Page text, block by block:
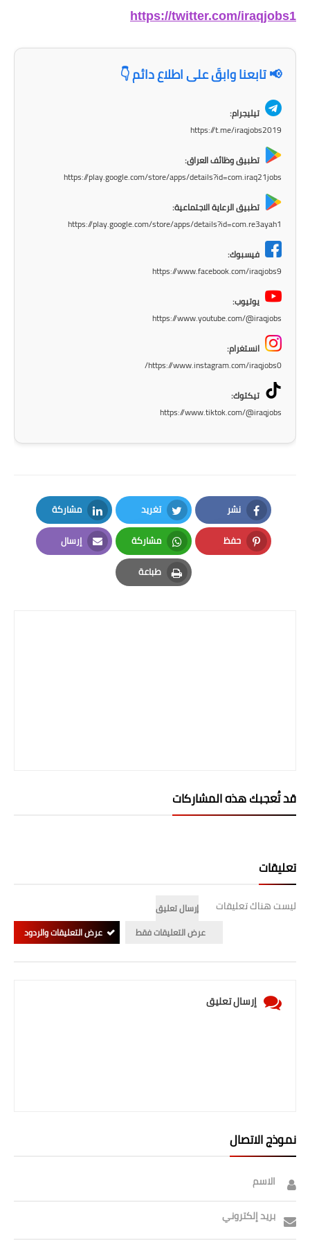
المرحلة الابتدائية
المرحلة المتوسطة
المرحلة الاعدادية
نتائج القبول المركزي
العامة
https://twitter.com/iraqjobs1
📢 تابعنا وابقَ على اطلاع دائم 👇
تيليجرام:
https://t.me/iraqjobs2019
تطبيق وظائف العراق:
https://play.google.com/store/apps/details?id=com.iraq21jobs
تطبيق الرعاية الاجتماعية:
https://play.google.com/store/apps/details?id=com.re3ayah1
فيسبوك:
https://www.facebook.com/iraqjobs9
يوتيوب:
https://www.youtube.com/@iraqjobs
انستغرام:
https://www.instagram.com/iraqjobs0/
تيكتوك:
https://www.tiktok.com/@iraqjobs
نشر
Facebook
تغريد
Twitter
مشاركة
LinkedIn
حفظ
Pinterest
مشاركة
Whatsapp
إرسال
Email
طباعة
Print
قد تُعجبك هذه المشاركات
تعليقات
ليست هناك تعليقات
إرسال تعليق
عرض التعليقات فقط
عرض التعليقات والردود
إرسال تعليق
نموذج الاتصال
الاسم
بريد إلكتروني